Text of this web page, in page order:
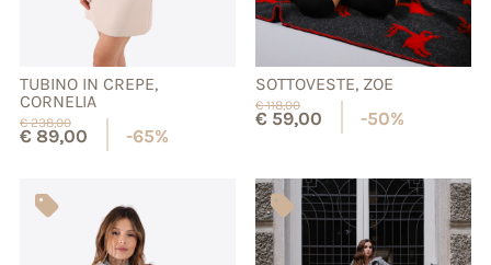
TUBINO IN CREPE,
CORNELIA
€238,00
€89,00 -65%
SOTTOVESTE, ZOE
€118,00
€59,00 -50%